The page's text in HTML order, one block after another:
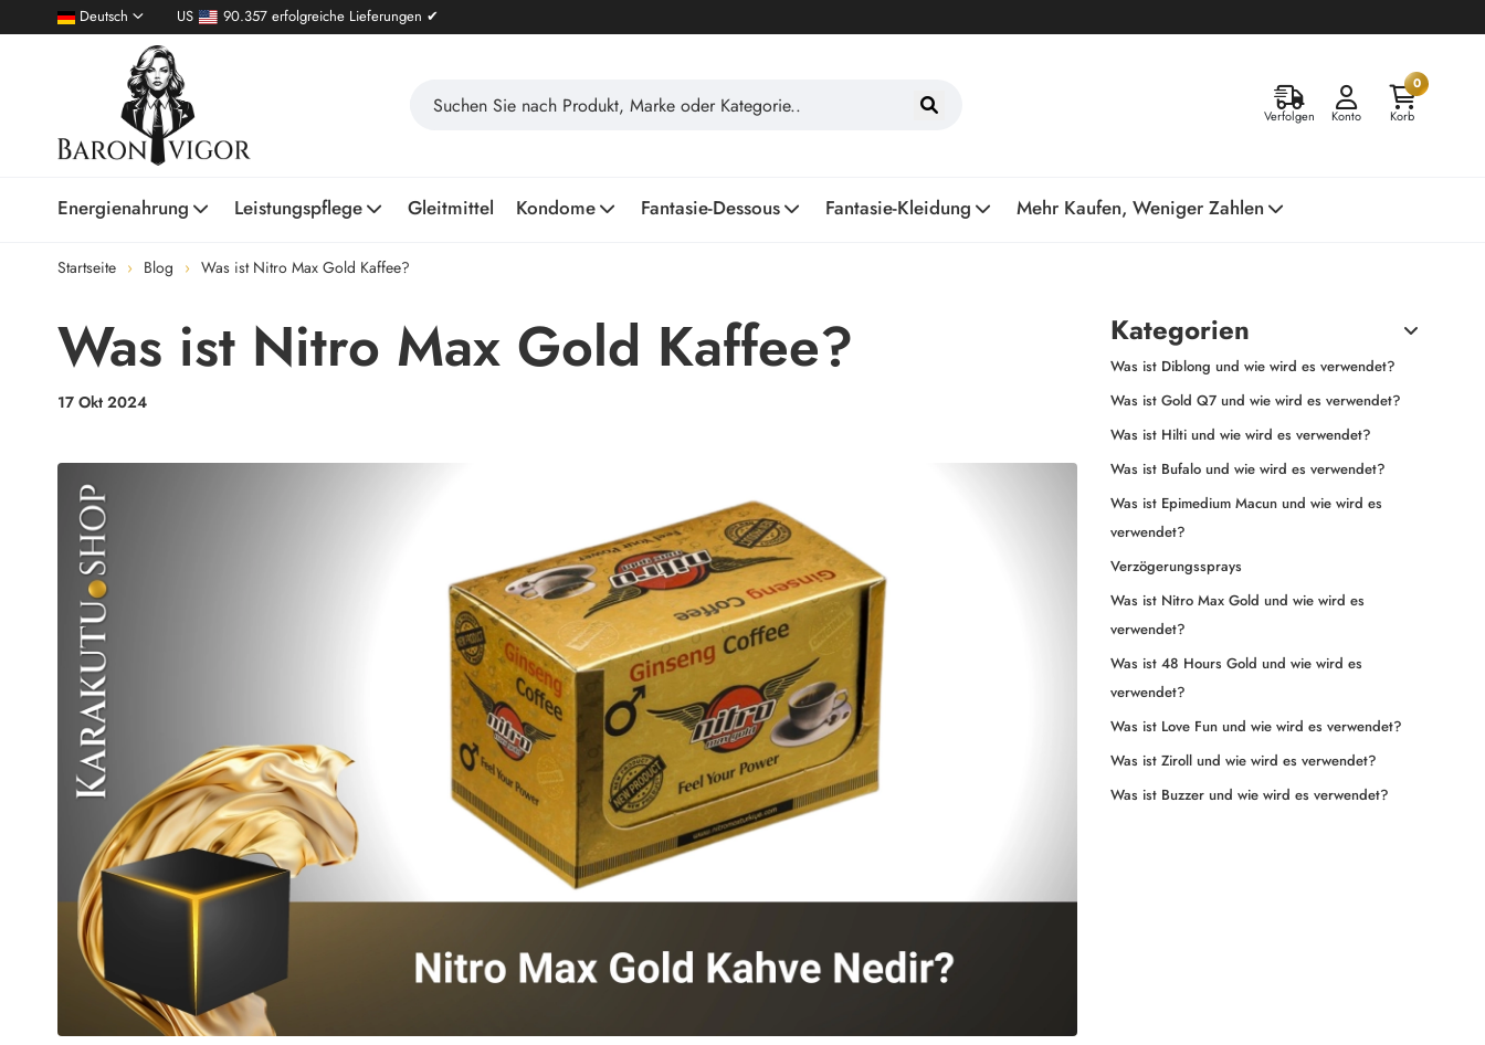
Deutsch US 90.357 erfolgreiche Lieferungen ✔
Verfolgen Konto
0
Korb
Energienahrung Leistungspflege Gleitmittel Kondome Fantasie-Dessous Fantasie-Kleidung Mehr Kaufen, Weniger Zahlen
Startseite Blog Was ist Nitro Max Gold Kaffee?
Was ist Nitro Max Gold Kaffee?
17 Okt 2024
Kategorien
Was ist Diblong und wie wird es verwendet?
Was ist Gold Q7 und wie wird es verwendet?
Was ist Hilti und wie wird es verwendet?
Was ist Bufalo und wie wird es verwendet?
Was ist Epimedium Macun und wie wird es
verwendet?
Verzögerungssprays
Was ist Nitro Max Gold und wie wird es
verwendet?
Was ist 48 Hours Gold und wie wird es
verwendet?
Was ist Love Fun und wie wird es verwendet?
Was ist Ziroll und wie wird es verwendet?
Was ist Buzzer und wie wird es verwendet?